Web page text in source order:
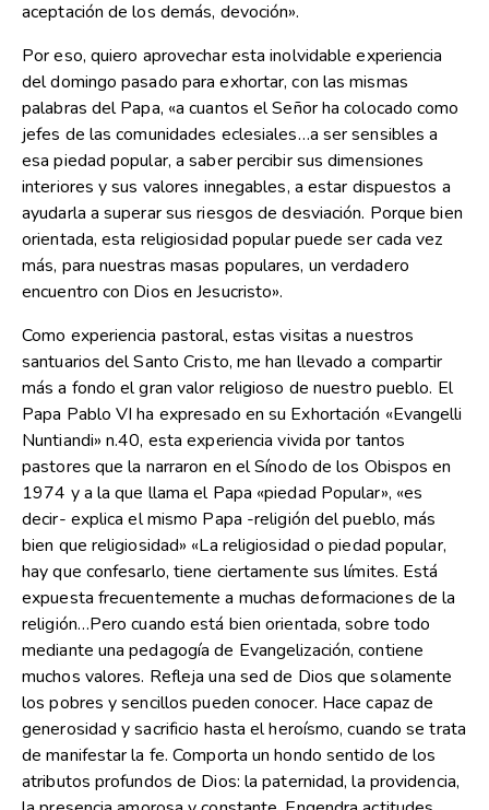
aceptación de los demás, devoción».
Por eso, quiero aprovechar esta inolvidable experiencia
del domingo pasado para exhortar, con las mismas
palabras del Papa, «a cuantos el Señor ha colocado como
jefes de las comunidades eclesiales…a ser sensibles a
esa piedad popular, a saber percibir sus dimensiones
interiores y sus valores innegables, a estar dispuestos a
ayudarla a superar sus riesgos de desviación. Porque bien
orientada, esta religiosidad popular puede ser cada vez
más, para nuestras masas populares, un verdadero
encuentro con Dios en Jesucristo».
Como experiencia pastoral, estas visitas a nuestros
santuarios del Santo Cristo, me han llevado a compartir
más a fondo el gran valor religioso de nuestro pueblo. El
Papa Pablo VI ha expresado en su Exhortación «Evangelli
Nuntiandi» n.40, esta experiencia vivida por tantos
pastores que la narraron en el Sínodo de los Obispos en
1974 y a la que llama el Papa «piedad Popular», «es
decir- explica el mismo Papa -religión del pueblo, más
bien que religiosidad» «La religiosidad o piedad popular,
hay que confesarlo, tiene ciertamente sus límites. Está
expuesta frecuentemente a muchas deformaciones de la
religión…Pero cuando está bien orientada, sobre todo
mediante una pedagogía de Evangelización, contiene
muchos valores. Refleja una sed de Dios que solamente
los pobres y sencillos pueden conocer. Hace capaz de
generosidad y sacrificio hasta el heroísmo, cuando se trata
de manifestar la fe. Comporta un hondo sentido de los
atributos profundos de Dios: la paternidad, la providencia,